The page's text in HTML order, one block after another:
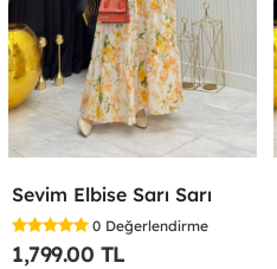
Sevim Elbise Sarı Sarı
0 Değerlendirme
1,799.00 TL